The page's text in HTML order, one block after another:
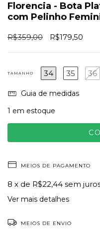
Florencia - Bota
com Pelinho
R$359,00 R$179,50
TAMANHO 34 35 36
Guia de medidas
1 em estoque
MEIOS DE PAGAMENTO
8 x de R$22,44 sem
Ver mais detalhes
MEIOS DE ENVIO